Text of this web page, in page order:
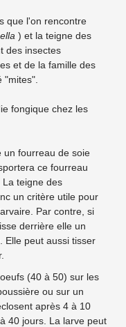
que l'on rencontre
) et la teigne des
des insectes
et de la famille des
"mites".
fongique chez les
un fourreau de soie
ce fourreau
teigne des
un critère utile pour
Par contre, si
derrière elle un
Elle peut aussi tisser
(40 à 50) sur les
ou sur un
après 4 à 10
40 jours. La larve peut